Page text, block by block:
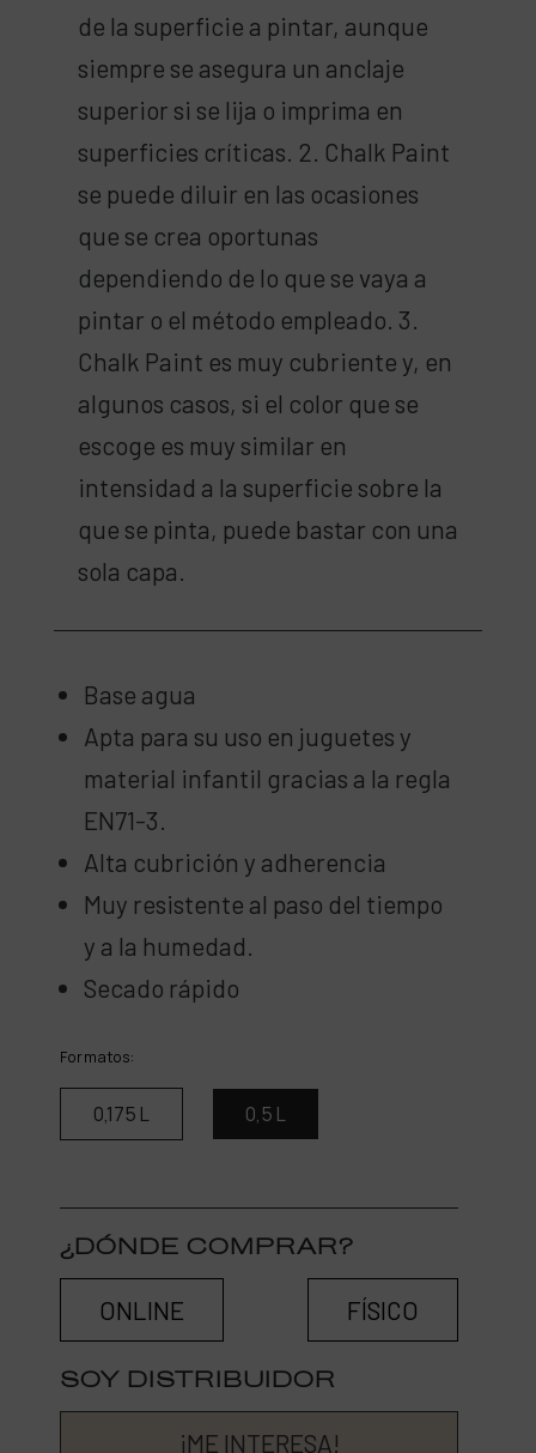
de la superficie a pintar, aunque
siempre se asegura un anclaje
superior si se lija o imprima en
superficies críticas. 2. Chalk Paint
se puede diluir en las ocasiones
que se crea oportunas
dependiendo de lo que se vaya a
pintar o el método empleado. 3.
Chalk Paint es muy cubriente y, en
algunos casos, si el color que se
escoge es muy similar en
intensidad a la superficie sobre la
que se pinta, puede bastar con una
sola capa.
Base agua
Apta para su uso en juguetes y
material infantil gracias a la regla
EN71-3.
Alta cubrición y adherencia
Muy resistente al paso del tiempo
y a la humedad.
Secado rápido
Formatos:
0,175 L 0,5 L
¿DÓNDE COMPRAR?
ONLINE FÍSICO
SOY DISTRIBUIDOR
¡ME INTERESA!